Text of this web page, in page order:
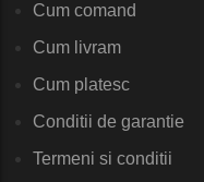
Cum comand
Cum livram
Cum platesc
Conditii de garantie
Termeni si conditii